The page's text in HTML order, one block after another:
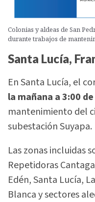
Colonias y aldeas de San
durante trabajos de
Santa Lucía,
En Santa Lucía, el
la mañana a 3:00
mantenimiento del
subestación Suyapa.
Las zonas incluidas
Repetidoras
Edén, Santa Lucía,
Blanca y sectores